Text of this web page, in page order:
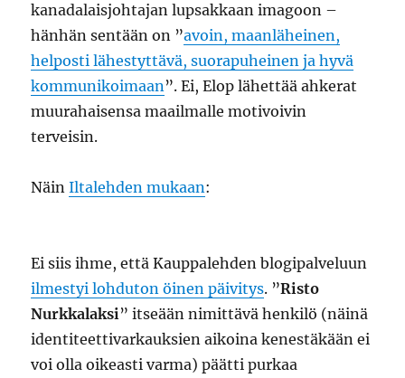
kanadalaisjohtajan lupsakkaan imagoon –
hänhän sentään on ”avoin, maanläheinen,
helposti lähestyttävä, suorapuheinen ja hyvä
kommunikoimaan”. Ei, Elop lähettää ahkerat
muurahaisensa maailmalle motivoivin
terveisin.
NäinIltalehden mukaan:
Ei siis ihme, että Kauppalehden blogipalveluun
ilmestyi lohduton öinen päivitys. ”Risto
Nurkkalaksi” itseään nimittävä henkilö (näinä
identiteettivarkauksien aikoina kenestäkään ei
voi olla oikeasti varma) päätti purkaa